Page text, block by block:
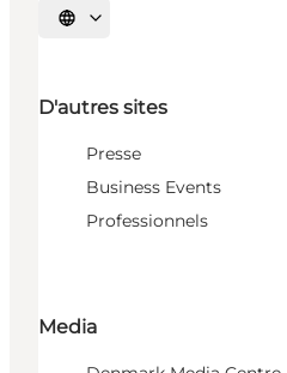
Choisissez la langue
D'autres sites
Presse
Business Events
Professionnels
Media